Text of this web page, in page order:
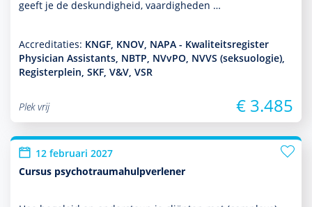
geeft je de des­kun­dig­heid, vaar­dig­heden …
Accreditaties: KNGF, KNOV, NAPA - Kwaliteitsregister
Physician Assistants, NBTP, NVvPO, NVVS (seksuologie),
Registerplein, SKF, V&V, VSR
Plek vrij € 3.485
12 februari 2027
Cursus psychotraumahulpverlener